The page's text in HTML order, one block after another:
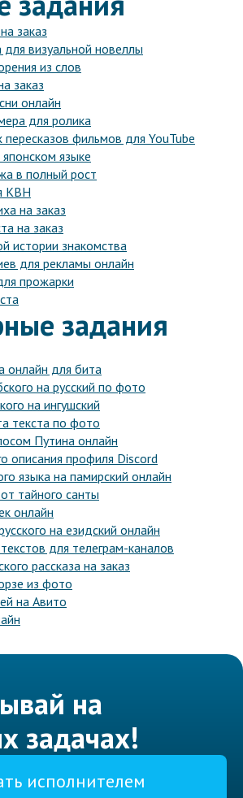
заказ
визуальной новеллы
из слов
заказ
онлайн
для ролика
пересказов фильмов для YouTube
языке
в полный рост
КВН
на заказ
на заказ
истории знакомства
для рекламы онлайн
прожарки
задания
онлайн для бита
на русский по фото
на ингушский
текста по фото
Путина онлайн
описания профиля Discord
языка на памирский онлайн
тайного санты
онлайн
на езидский онлайн
для телеграм-каналов
рассказа на заказ
из фото
на Авито
на
задачах!
исполнителем